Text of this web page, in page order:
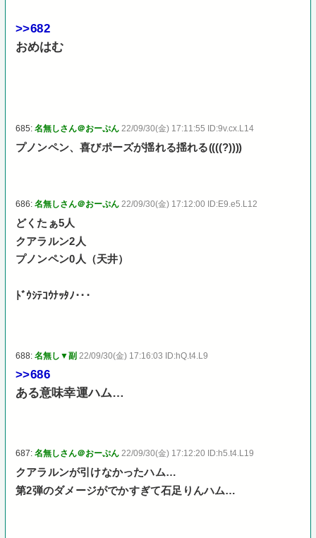
>>682
おめはむ
685:名無しさん＠おーぷん 22/09/30(金) 17:11:55 ID:9v.cx.L14
プノンペン、喜びポーズが揺れる揺れる((((?))))
686:名無しさん＠おーぷん 22/09/30(金) 17:12:00 ID:E9.e5.L12
どくたぁ5人
クアラルン2人
プノンペン0人（天井）
ﾄﾞｳｼﾃｺｳﾅｯﾀﾉ･･･
688:名無し▼副 22/09/30(金) 17:16:03 ID:hQ.t4.L9
>>686
ある意味幸運ハム…
687:名無しさん＠おーぷん 22/09/30(金) 17:12:20 ID:h5.t4.L19
クアラルンが引けなかったハム…
第2弾のダメージがでかすぎて石足りんハム…